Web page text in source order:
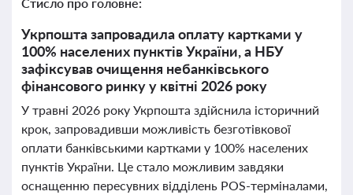
Укрпошта запровадила оплату картками у
100% населених пунктів України, а НБУ
зафіксував очищення небанківського
фінансового ринку у квітні 2026 року
У травні 2026 року Укрпошта здійснила історичний
крок, запровадивши можливість безготівкової
оплати банківськими картками у 100% населених
пунктів України. Це стало можливим завдяки
оснащенню пересувних відділень POS-терміналами,